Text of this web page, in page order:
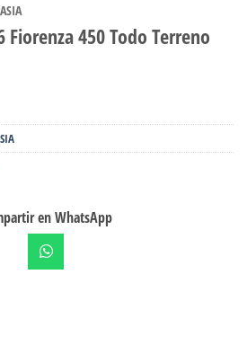
Fiorenza 450 Todo Terreno
en WhatsApp